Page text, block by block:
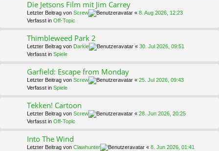
Die Jetsons Film mit Jim Carrey
Letzter Beitrag von Screw « 8. Aug 2026, 12:23
Verfasst in Off-Topic
Thimbleweed Park 2
Letzter Beitrag von Darkie « 30. Jul 2026, 09:51
Verfasst in Spiele
Garfield: Escape from Monday
Letzter Beitrag von Screw « 25. Jul 2026, 09:43
Verfasst in Spiele
Tekken! Cartoon
Letzter Beitrag von Screw « 28. Jun 2026, 20:25
Verfasst in Off-Topic
Into The Wind
Letzter Beitrag von Clawhunter « 8. Jun 2026, 01:41